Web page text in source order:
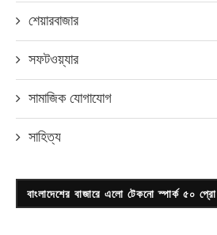
শেয়ারবাজার
সফটওয়্যার
সামাজিক যোগাযোগ
সাহিত্য
বাংলাদেশের বাজারে এলো টেকনো স্পার্ক ৫০ প্রো